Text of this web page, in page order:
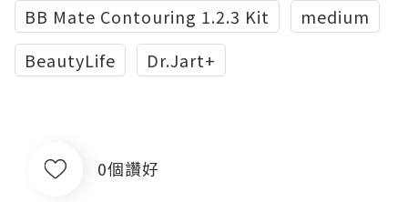
BB Mate Contouring 1.2.3 Kit
medium
BeautyLife
Dr.Jart+
0個讚好